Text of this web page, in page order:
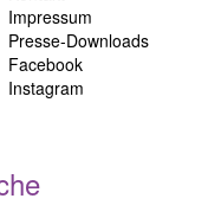
Impressum
Presse-Downloads
Facebook
Instagram